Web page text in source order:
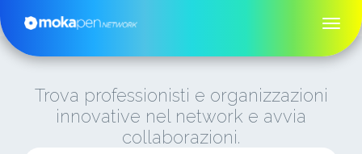
Trova professionisti e organizzazioni
innovative nel network e avvia
collaborazioni.